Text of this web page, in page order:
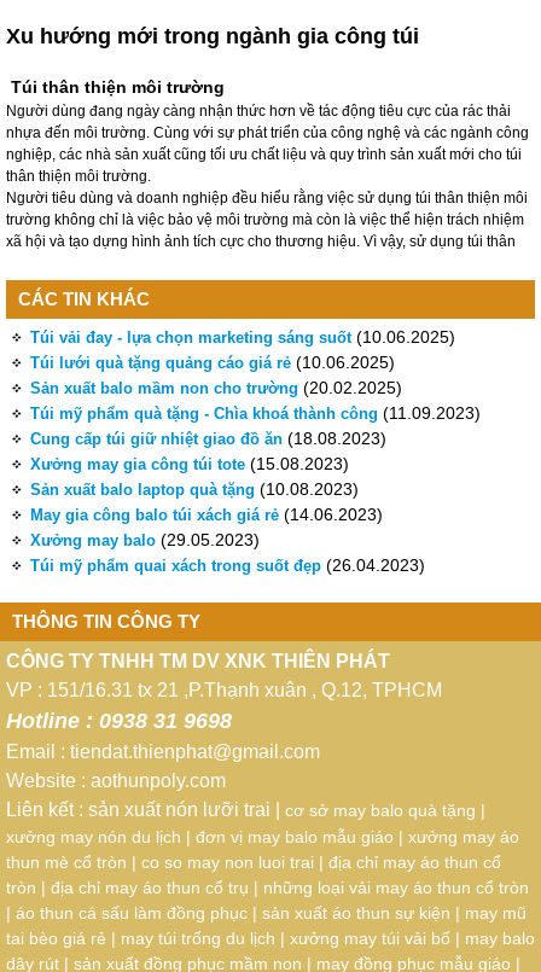
Xu hướng mới trong ngành gia công túi
Túi thân thiện môi trường
Người dùng đang ngày càng nhận thức hơn về tác động tiêu cực của rác thải
nhựa đến môi trường. Cùng với sự phát triển của công nghệ và các ngành công
nghiệp, các nhà sản xuất cũng tối ưu chất liệu và quy trình sản xuất mới cho túi
thân thiện môi trường.
Người tiêu dùng và doanh nghiệp đều hiểu rằng việc sử dụng túi thân thiện môi
trường không chỉ là việc bảo vệ môi trường mà còn là việc thể hiện trách nhiệm
xã hội và tạo dựng hình ảnh tích cực cho thương hiệu. Vì vậy, sử dụng túi thân
CÁC TIN KHÁC
Túi vải đay - lựa chọn marketing sáng suốt(10.06.2025)
Túi lưới quà tặng quảng cáo giá rẻ (10.06.2025)
Sản xuất balo mầm non cho trường (20.02.2025)
Túi mỹ phẩm quà tặng - Chìa khoá thành công (11.09.2023)
Cung cấp túi giữ nhiệt giao đồ ăn (18.08.2023)
Xưởng may gia công túi tote (15.08.2023)
Sản xuất balo laptop quà tặng (10.08.2023)
May gia công balo túi xách giá rẻ (14.06.2023)
Xưởng may balo (29.05.2023)
Túi mỹ phẩm quai xách trong suốt đẹp (26.04.2023)
THÔNG TIN CÔNG TY
CÔNG TY TNHH TM DV XNK THIÊN PHÁT
VP : 151/16.31 tx 21 ,P.Thạnh xuân , Q.12, TPHCM
Hotline : 0938 31 9698
Email : tiendat.thienphat@gmail.com
Website : aothunpoly.com
Liên kết : sản xuất nón lưỡi trai cơ sở may balo quà tặng |
xưởng may nón du lịch | đơn vị may balo mẫu giáo | xưởng may áo
thun mè cổ tròn | co so may non luoi trai | địa chỉ may áo thun cổ
tròn | địa chỉ may áo thun cổ trụ | những loại vải may áo thun cổ tròn
| áo thun cá sấu làm đồng phục | sản xuất áo thun sự kiện | may mũ
tai bèo giá rẻ | may túi trống du lịch | xưởng may túi vải bố | may balo
dây rút | sản xuất đồng phục mầm non | may đồng phục mẫu giáo |